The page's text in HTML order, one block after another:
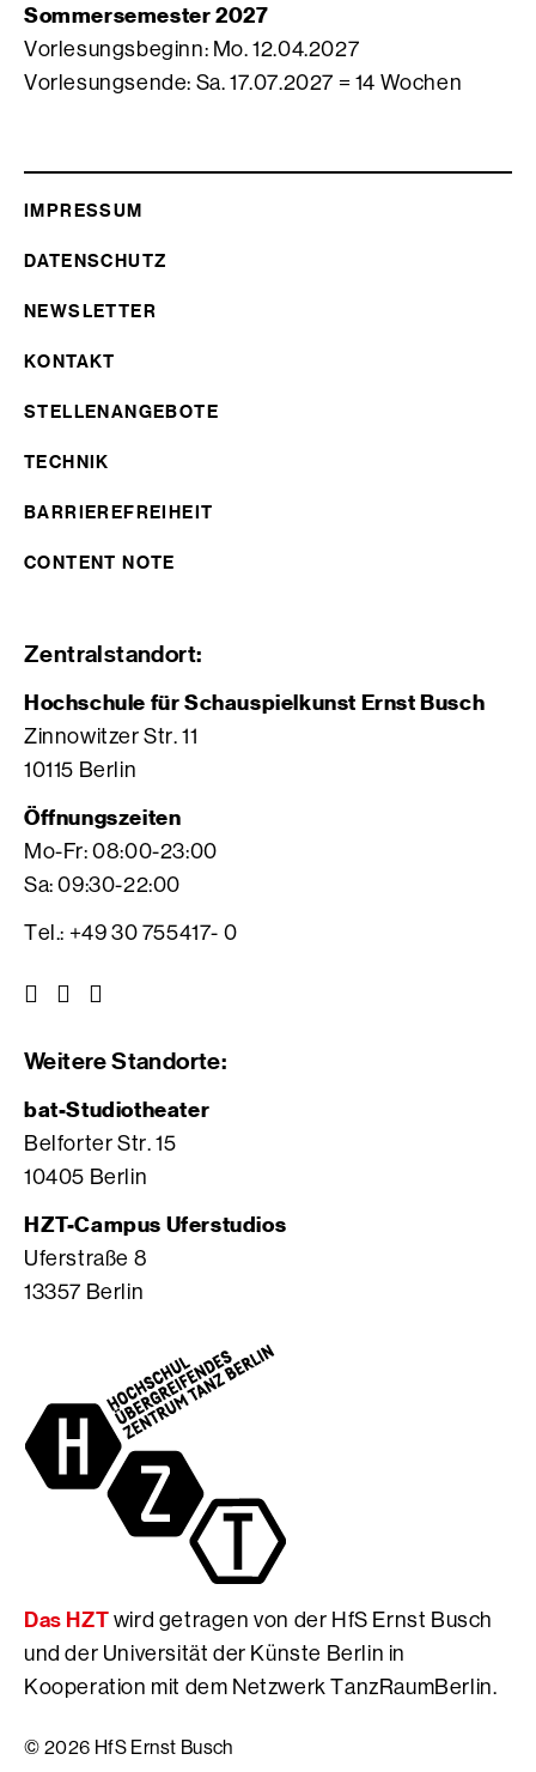
Sommersemester 2027
Vorlesungsbeginn: Mo. 12.04.2027
Vorlesungsende: Sa. 17.07.2027 = 14 Wochen
IMPRESSUM
DATENSCHUTZ
NEWSLETTER
KONTAKT
STELLENANGEBOTE
TECHNIK
BARRIEREFREIHEIT
CONTENT NOTE
Zentralstandort:
Hochschule für Schauspielkunst Ernst Busch
Zinnowitzer Str. 11
10115 Berlin
Öffnungszeiten
Mo-Fr: 08:00-23:00
Sa: 09:30-22:00
Tel.: +49 30 755417- 0
r
I
n
t
a
g
r
a
m
t
e
E
r
n
t
B
V
i
m
e
o
S
e
i
t
r
H
S
t
B
u
c
h
F
a
e
b
o
k
S
e
d
e
r
H
r
n
s
B
u
Weitere Standorte:
bat-Studiotheater
Belforter Str. 15
10405 Berlin
HZT-Campus Uferstudios
Uferstraße 8
13357 Berlin
Das HZT wird getragen von der HfS Ernst Busch
und der Universität der Künste Berlin in
Kooperation mit dem Netzwerk TanzRaumBerlin.
© 2026 HfS Ernst Busch